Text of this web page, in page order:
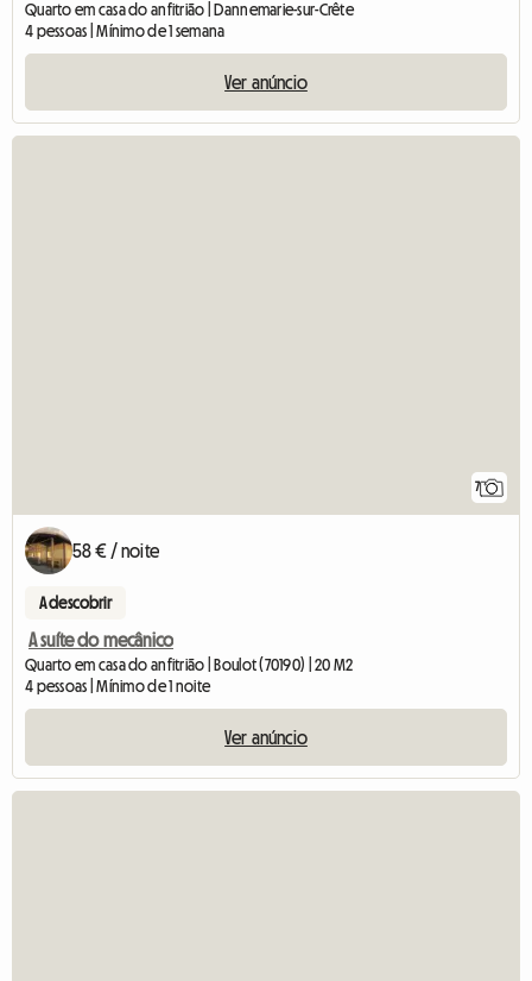
Quarto em casa do anfitrião | Dannemarie-sur-Crête
4 pessoas | Mínimo de 1 semana
Ver anúncio
7
58 € / noite
A descobrir
A suíte do mecânico
Quarto em casa do anfitrião | Boulot (70190) | 20 M2
4 pessoas | Mínimo de 1 noite
Ver anúncio